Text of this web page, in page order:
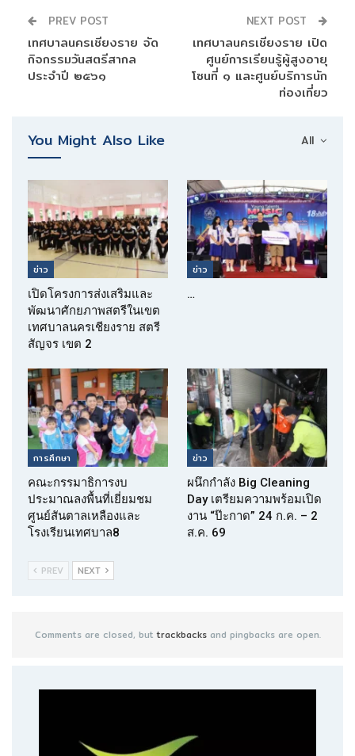
PREV POST
เทศบาลนครเชียงราย จัด
กิจกรรมวันสตรีสากล
ประจำปี ๒๕๖๑
NEXT POST
เทศบาลนครเชียงราย เปิด
ศูนย์การเรียนรู้ผู้สูงอายุ
โซนที่ ๑ และศูนย์บริการนัก
ท่องเที่ยว
All
You Might Also Like
ข่าว
เปิดโครงการส่งเสริมและ
พัฒนาศักยภาพสตรีในเขต
เทศบาลนครเชียงราย สตรี
สัญจร เขต 2
ข่าว
…
การศึกษา
คณะกรรมาธิการงบ
ประมาณลงพื้นที่เยี่ยมชม
ศูนย์สันตาลเหลืองและ
โรงเรียนเทศบาล8
ข่าว
ผนึกกำลัง Big Cleaning
Day เตรียมความพร้อมเปิด
งาน “ป๊ะกาด” 24 ก.ค. – 2
ส.ค. 69
PREV NEXT
Comments are closed, buttrackbacksand pingbacks are open.